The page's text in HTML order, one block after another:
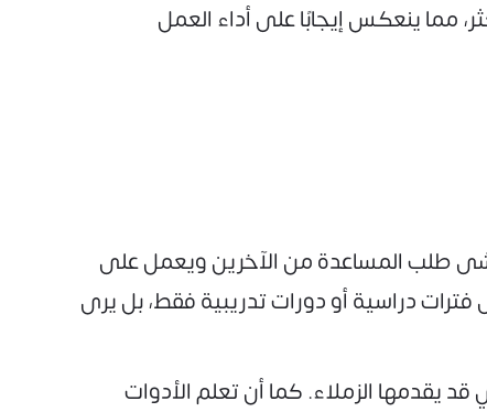
مما ينعكس إيجابًا على أداء العمل
طلب المساعدة من الآخرين ويعمل على
دراسية أو دورات تدريبية فقط، بل يرى
يقدمها الزملاء. كما أن تعلم الأدوات